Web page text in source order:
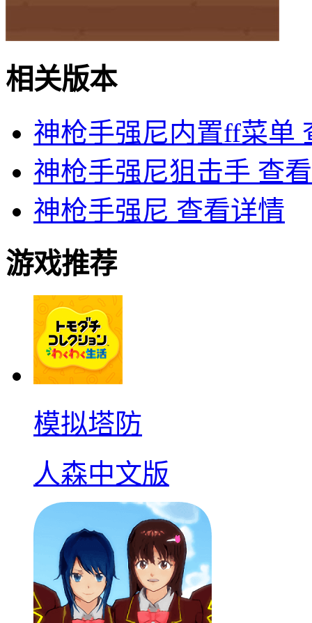
相关版本
神枪手强尼内置ff菜单
神枪手强尼狙击手 查
神枪手强尼 查看详情
游戏推荐
模拟塔防
人森中文版